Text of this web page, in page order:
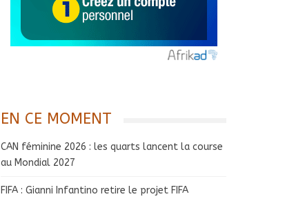
EN CE MOMENT
CAN féminine 2026 : les quarts lancent la course
au Mondial 2027
FIFA : Gianni Infantino retire le projet FIFA